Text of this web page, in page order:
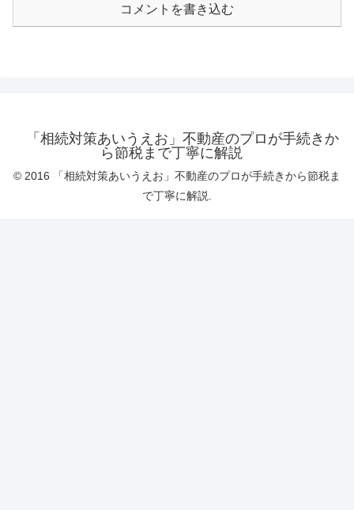
コメントを書き込む
「相続対策あいうえお」不動産のプロが手続きか
ら節税まで丁寧に解説
© 2016 「相続対策あいうえお」不動産のプロが手続きから節税ま
で丁寧に解説.